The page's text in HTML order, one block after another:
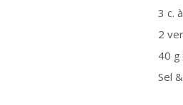
3 c.
2
40
Sel